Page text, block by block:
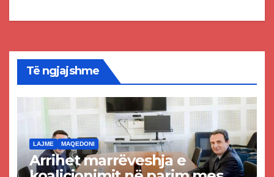
Të ngjajshme
LAJME MAQEDONI
Arrihet marrëveshja e